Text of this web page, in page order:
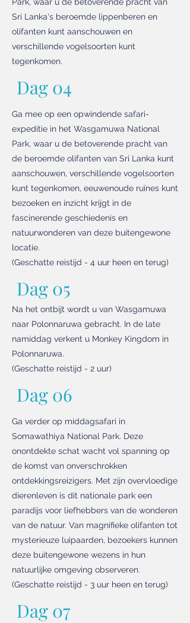
Sri Lanka's beroemde lippenberen en
olifanten kunt aanschouwen en
verschillende vogelsoorten kunt
tegenkomen.
Dag 04
Ga mee op een opwindende safari-
expeditie in het Wasgamuwa National
Park, waar u de betoverende pracht van
de beroemde olifanten van Sri Lanka kunt
aanschouwen, verschillende vogelsoorten
kunt tegenkomen, eeuwenoude ruïnes kunt
bezoeken en inzicht krijgt in de
fascinerende geschiedenis en
natuurwonderen van deze buitengewone
locatie.
(Geschatte reistijd - 4 uur heen en terug)
Dag 05
Na het ontbijt wordt u van Wasgamuwa
naar Polonnaruwa gebracht. In de late
namiddag verkent u Monkey Kingdom in
Polonnaruwa.
(Geschatte reistijd - 2 uur)
Dag 06
Ga verder op middagsafari in
Somawathiya National Park. Deze
onontdekte schat wacht vol spanning op
de komst van onverschrokken
ontdekkingsreizigers. Met zijn overvloedige
dierenleven is dit nationale park een
paradijs voor liefhebbers van de wonderen
van de natuur. Van magnifieke olifanten tot
mysterieuze luipaarden, bezoekers kunnen
deze buitengewone wezens in hun
natuurlijke omgeving observeren.
(Geschatte reistijd - 3 uur heen en terug)
Dag 07